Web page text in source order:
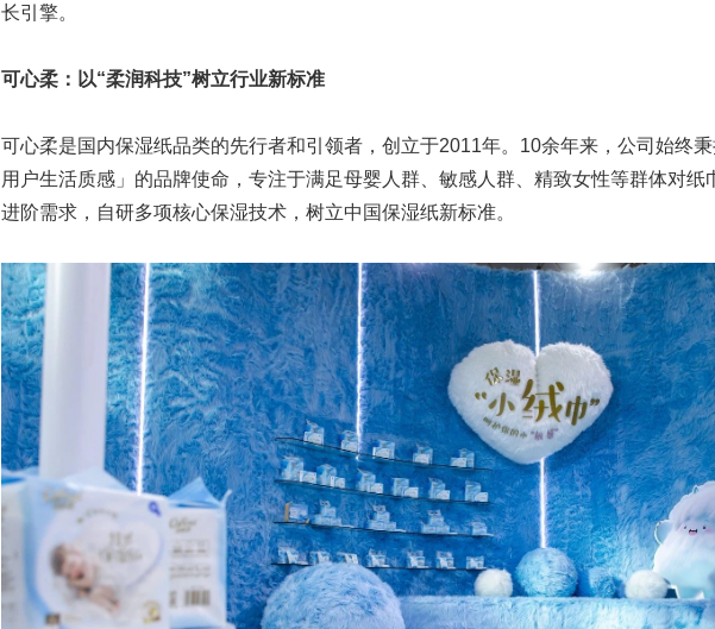
长引擎。
可心柔：以“柔润科技”树立行业新标准
可心柔是国内保湿纸品类的先行者和引领者，创立于2011年。10余年来，公司始终
用户生活质感」的品牌使命，专注于满足母婴人群、敏感人群、精致女性等群体对纸
进阶需求，自研多项核心保湿技术，树立中国保湿纸新标准。